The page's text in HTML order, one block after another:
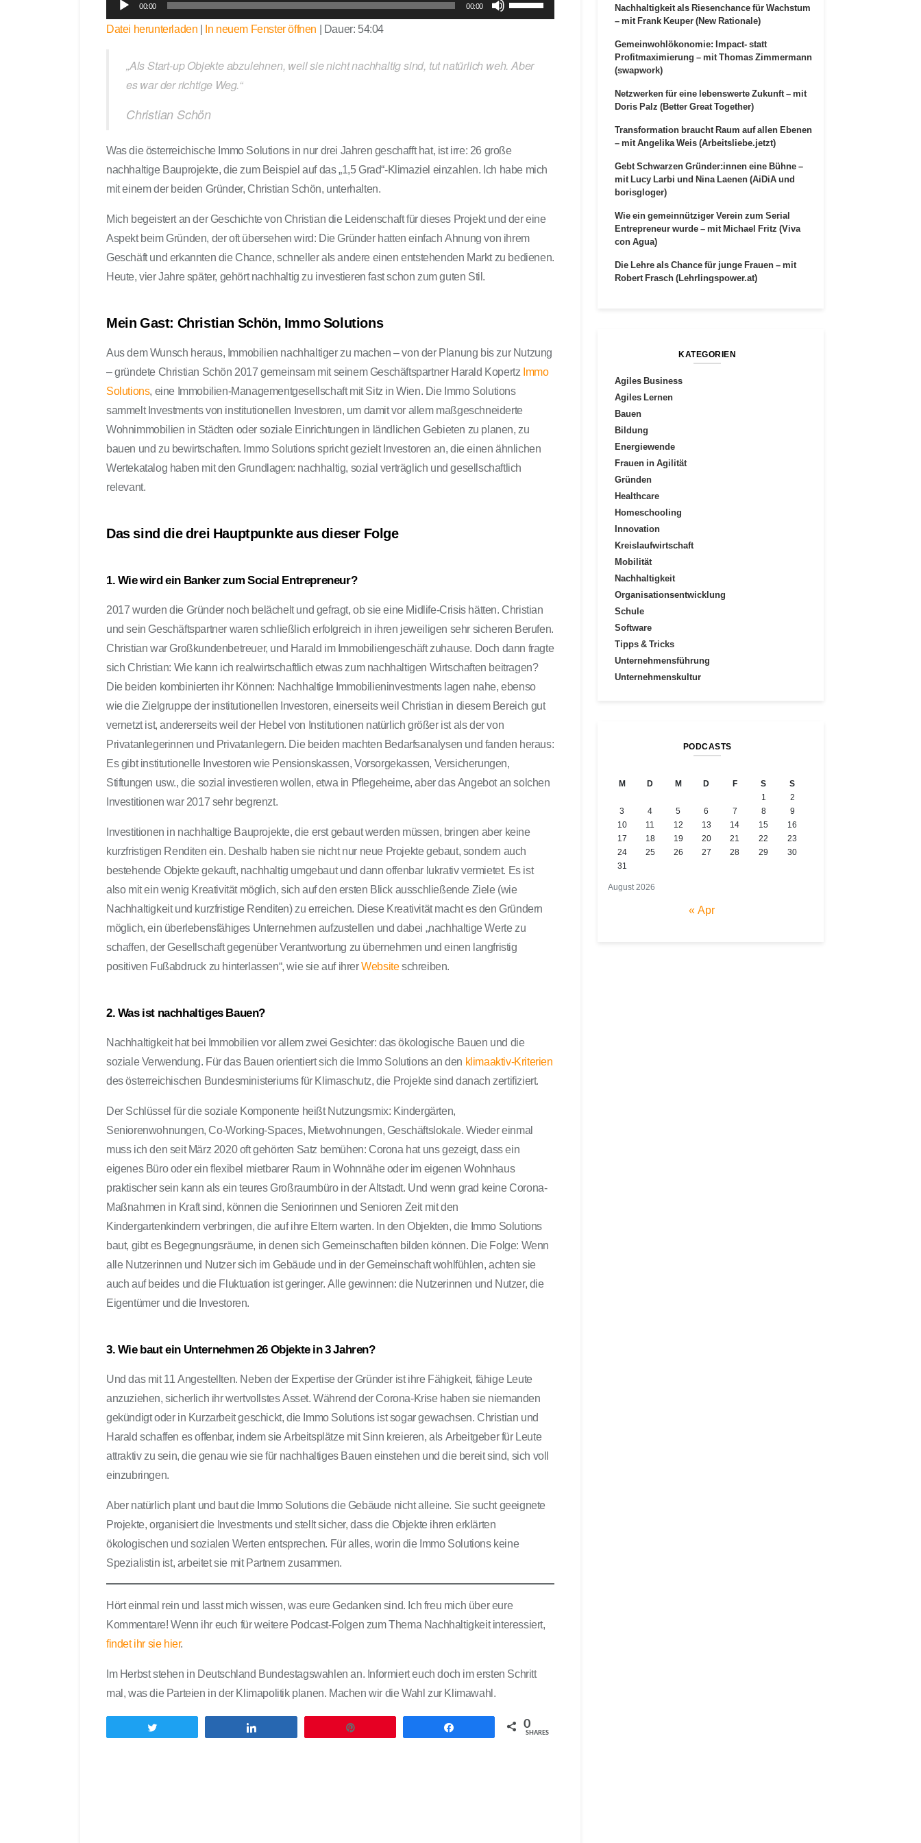
u
d
y
e
00:00 00:00
e
n
c
/
R
e
n
u
t
a
u
t
ä
r
e
u
r
e
l
n
.
Datei herunterladen | In neuem Fenster öffnen | Dauer: 54:04
„Als Start-up Objekte abzulehnen, weil sie nicht nachhaltig sind, tut natürlich weh. Aber
es war der richtige Weg.“
Christian Schön
Was die österreichische Immo Solutions in nur drei Jahren geschafft hat, ist irre: 26 große
nachhaltige Bauprojekte, die zum Beispiel auf das „1,5 Grad“-Klimaziel einzahlen. Ich habe mich
mit einem der beiden Gründer, Christian Schön, unterhalten.
Mich begeistert an der Geschichte von Christian die Leidenschaft für dieses Projekt und der eine
Aspekt beim Gründen, der oft übersehen wird: Die Gründer hatten einfach Ahnung von ihrem
Geschäft und erkannten die Chance, schneller als andere einen entstehenden Markt zu bedienen.
Heute, vier Jahre später, gehört nachhaltig zu investieren fast schon zum guten Stil.
Mein Gast: Christian Schön, Immo Solutions
Aus dem Wunsch heraus, Immobilien nachhaltiger zu machen – von der Planung bis zur Nutzung
– gründete Christian Schön 2017 gemeinsam mit seinem Geschäftspartner Harald KopertzImmo
Solutions, eine Immobilien-Managementgesellschaft mit Sitz in Wien. Die Immo Solutions
sammelt Investments von institutionellen Investoren, um damit vor allem maßgeschneiderte
Wohnimmobilien in Städten oder soziale Einrichtungen in ländlichen Gebieten zu planen, zu
bauen und zu bewirtschaften. Immo Solutions spricht gezielt Investoren an, die einen ähnlichen
Wertekatalog haben mit den Grundlagen: nachhaltig, sozial verträglich und gesellschaftlich
relevant.
Das sind die drei Hauptpunkte aus dieser Folge
1. Wie wird ein Banker zum Social Entrepreneur?
2017 wurden die Gründer noch belächelt und gefragt, ob sie eine Midlife-Crisis hätten. Christian
und sein Geschäftspartner waren schließlich erfolgreich in ihren jeweiligen sehr sicheren Berufen.
Christian war Großkundenbetreuer, und Harald im Immobiliengeschäft zuhause. Doch dann fragte
sich Christian: Wie kann ich realwirtschaftlich etwas zum nachhaltigen Wirtschaften beitragen?
Die beiden kombinierten ihr Können: Nachhaltige Immobilieninvestments lagen nahe, ebenso
wie die Zielgruppe der institutionellen Investoren, einerseits weil Christian in diesem Bereich gut
vernetzt ist, andererseits weil der Hebel von Institutionen natürlich größer ist als der von
Privatanlegerinnen und Privatanlegern. Die beiden machten Bedarfsanalysen und fanden heraus:
Es gibt institutionelle Investoren wie Pensionskassen, Vorsorgekassen, Versicherungen,
Stiftungen usw., die sozial investieren wollen, etwa in Pflegeheime, aber das Angebot an solchen
Investitionen war 2017 sehr begrenzt.
Investitionen in nachhaltige Bauprojekte, die erst gebaut werden müssen, bringen aber keine
kurzfristigen Renditen ein. Deshalb haben sie nicht nur neue Projekte gebaut, sondern auch
bestehende Objekte gekauft, nachhaltig umgebaut und dann offenbar lukrativ vermietet. Es ist
also mit ein wenig Kreativität möglich, sich auf den ersten Blick ausschließende Ziele (wie
Nachhaltigkeit und kurzfristige Renditen) zu erreichen. Diese Kreativität macht es den Gründern
möglich, ein überlebensfähiges Unternehmen aufzustellen und dabei „nachhaltige Werte zu
schaffen, der Gesellschaft gegenüber Verantwortung zu übernehmen und einen langfristig
positiven Fußabdruck zu hinterlassen“, wie sie auf ihrerWebsiteschreiben.
2. Was ist nachhaltiges Bauen?
Nachhaltigkeit hat bei Immobilien vor allem zwei Gesichter: das ökologische Bauen und die
soziale Verwendung. Für das Bauen orientiert sich die Immo Solutions an den klimaaktiv-Kriterien
des österreichischen Bundesministeriums für Klimaschutz, die Projekte sind danach zertifiziert.
Der Schlüssel für die soziale Komponente heißt Nutzungsmix: Kindergärten,
Seniorenwohnungen, Co-Working-Spaces, Mietwohnungen, Geschäftslokale. Wieder einmal
muss ich den seit März 2020 oft gehörten Satz bemühen: Corona hat uns gezeigt, dass ein
eigenes Büro oder ein flexibel mietbarer Raum in Wohnnähe oder im eigenen Wohnhaus
praktischer sein kann als ein teures Großraumbüro in der Altstadt. Und wenn grad keine Corona-
Maßnahmen in Kraft sind, können die Seniorinnen und Senioren Zeit mit den
Kindergartenkindern verbringen, die auf ihre Eltern warten. In den Objekten, die Immo Solutions
baut, gibt es Begegnungsräume, in denen sich Gemeinschaften bilden können. Die Folge: Wenn
alle Nutzerinnen und Nutzer sich im Gebäude und in der Gemeinschaft wohlfühlen, achten sie
auch auf beides und die Fluktuation ist geringer. Alle gewinnen: die Nutzerinnen und Nutzer, die
Eigentümer und die Investoren.
3. Wie baut ein Unternehmen 26 Objekte in 3 Jahren?
Und das mit 11 Angestellten. Neben der Expertise der Gründer ist ihre Fähigkeit, fähige Leute
anzuziehen, sicherlich ihr wertvollstes Asset. Während der Corona-Krise haben sie niemanden
gekündigt oder in Kurzarbeit geschickt, die Immo Solutions ist sogar gewachsen. Christian und
Harald schaffen es offenbar, indem sie Arbeitsplätze mit Sinn kreieren, als Arbeitgeber für Leute
attraktiv zu sein, die genau wie sie für nachhaltiges Bauen einstehen und die bereit sind, sich voll
einzubringen.
Aber natürlich plant und baut die Immo Solutions die Gebäude nicht alleine. Sie sucht geeignete
Projekte, organisiert die Investments und stellt sicher, dass die Objekte ihren erklärten
ökologischen und sozialen Werten entsprechen. Für alles, worin die Immo Solutions keine
Spezialistin ist, arbeitet sie mit Partnern zusammen.
Hört einmal rein und lasst mich wissen, was eure Gedanken sind. Ich freu mich über eure
Kommentare! Wenn ihr euch für weitere Podcast-Folgen zum Thema Nachhaltigkeit interessiert,
findet ihr sie hier.
Im Herbst stehen in Deutschland Bundestagswahlen an. Informiert euch doch im ersten Schritt
mal, was die Parteien in der Klimapolitik planen. Machen wir die Wahl zur Klimawahl.
0
SHARES
Nachhaltigkeit als Riesenchance für Wachstum
– mit Frank Keuper (New Rationale)
Gemeinwohlökonomie: Impact- statt
Profitmaximierung – mit Thomas Zimmermann
(swapwork)
Netzwerken für eine lebenswerte Zukunft – mit
Doris Palz (Better Great Together)
Transformation braucht Raum auf allen Ebenen
– mit Angelika Weis (Arbeitsliebe.jetzt)
Gebt Schwarzen Gründer:innen eine Bühne –
mit Lucy Larbi und Nina Laenen (AiDiA und
borisgloger)
Wie ein gemeinnütziger Verein zum Serial
Entrepreneur wurde – mit Michael Fritz (Viva
con Agua)
Die Lehre als Chance für junge Frauen – mit
Robert Frasch (Lehrlingspower.at)
KATEGORIEN
Agiles Business
Agiles Lernen
Bauen
Bildung
Energiewende
Frauen in Agilität
Gründen
Healthcare
Homeschooling
Innovation
Kreislaufwirtschaft
Mobilität
Nachhaltigkeit
Organisationsentwicklung
Schule
Software
Tipps & Tricks
Unternehmensführung
Unternehmenskultur
PODCASTS
August 2026
M D M D F S
S
1
2
3
4 5 6 7 8
9
10
11 12 13 14 15
16
17
18 19 20 21 22
23
24
25 26 27 28 29
30
31
« Apr